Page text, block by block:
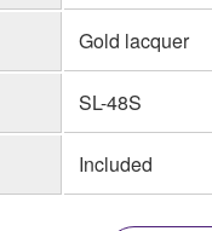
Gold lacquer
SL-48S
Included